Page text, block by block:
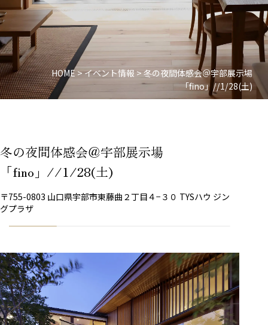
HOME >イベント情報 >冬の夜間体感会＠宇部展示場
「fino」//1/28(土)
冬の夜間体感会＠宇部展示場
「fino」//1/28(土)
〒755-0803 山口県宇部市東藤曲２丁目４−３０ TYSハウ ジン
グプラザ